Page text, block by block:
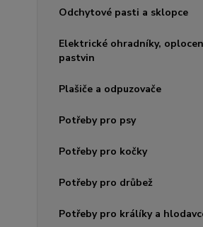
Odchytové pasti a sklopce
Elektrické ohradníky,
pastvin
Plašiče a odpuzovače
Potřeby pro psy
Potřeby pro kočky
Potřeby pro drůbež
Potřeby pro králíky a